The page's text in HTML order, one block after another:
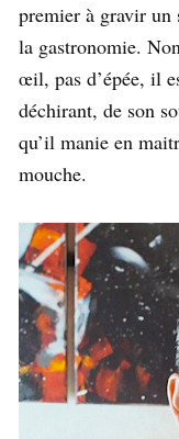
premier à gravir
la gastronomie.
œil, pas d’épée, il
déchirant, de son
qu’il manie en
mouche.